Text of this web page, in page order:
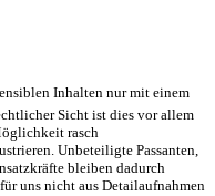
Inhalten nur mit einem
Sicht ist dies vor allem
rasch
Unbeteiligte Passanten,
bleiben dadurch
uns nicht aus Detailaufnahmen